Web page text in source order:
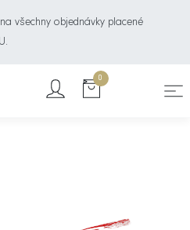
všechny objednávky placené
0